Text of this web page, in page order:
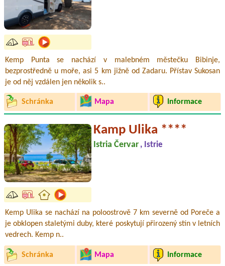
Kemp Punta se nachází v malebném městečku Bibinje,
bezprostředně u moře, asi 5 km jižně od Zadaru. Přístav Sukosan
je od něj vzdálen jen několik s..
Schránka Mapa Informace
Kamp Ulika ****
Istria Červar , Istrie
Kemp Ulika se nachází na poloostrově 7 km severně od Poreče a
je obklopen staletými duby, které poskytují přirozený stín v letních
vedrech. Kemp n..
Schránka Mapa Informace